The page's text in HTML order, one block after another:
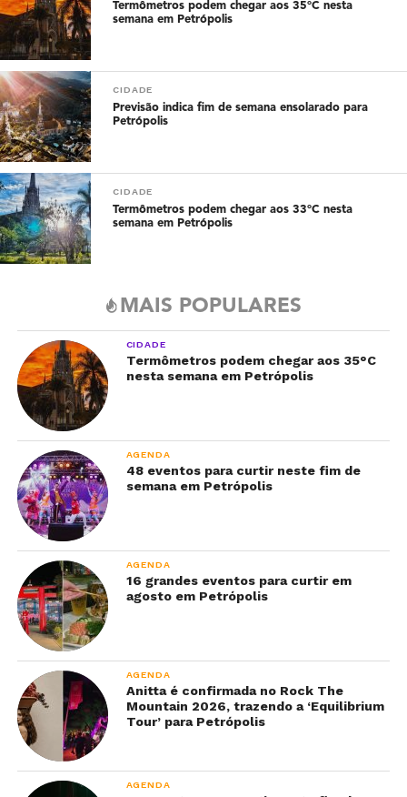
Termômetros podem chegar aos 35°C nesta
semana em Petrópolis
CIDADE
Previsão indica fim de semana ensolarado para
Petrópolis
CIDADE
Termômetros podem chegar aos 33°C nesta
semana em Petrópolis
MAIS POPULARES
CIDADE
Termômetros podem chegar aos 35°C
nesta semana em Petrópolis
AGENDA
48 eventos para curtir neste fim de
semana em Petrópolis
AGENDA
16 grandes eventos para curtir em
agosto em Petrópolis
AGENDA
Anitta é confirmada no Rock The
Mountain 2026, trazendo a ‘Equilibrium
Tour’ para Petrópolis
AGENDA